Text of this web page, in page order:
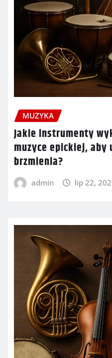
MUZYKA
Jakie instrumenty
muzyce epickiej, aby
brzmienia?
admin lip 22,